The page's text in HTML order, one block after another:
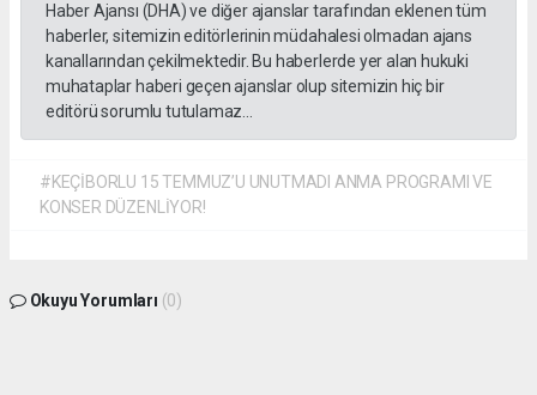
Haber Ajansı (DHA) ve diğer ajanslar tarafından eklenen tüm
haberler, sitemizin editörlerinin müdahalesi olmadan ajans
kanallarından çekilmektedir. Bu haberlerde yer alan hukuki
muhataplar haberi geçen ajanslar olup sitemizin hiç bir
editörü sorumlu tutulamaz...
#KEÇİBORLU 15 TEMMUZ’U UNUTMADI ANMA PROGRAMI VE
KONSER DÜZENLİYOR!
Okuyu Yorumları (0)